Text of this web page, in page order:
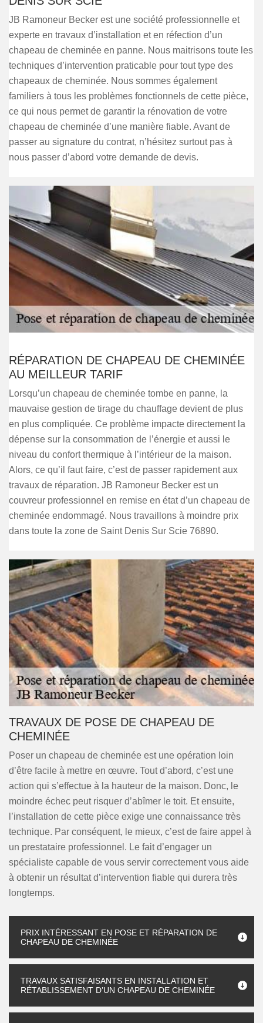
JB Ramoneur Becker est une société professionnelle et
experte en travaux d’installation et en réfection d’un
chapeau de cheminée en panne. Nous maitrisons toute les
techniques d’intervention praticable pour tout type des
chapeaux de cheminée. Nous sommes également
familiers à tous les problèmes fonctionnels de cette pièce,
ce qui nous permet de garantir la rénovation de votre
chapeau de cheminée d’une manière fiable. Avant de
passer au signature du contrat, n’hésitez surtout pas à
nous passer d’abord votre demande de devis.
RÉPARATION DE CHAPEAU DE CHEMINÉE
AU MEILLEUR TARIF
Lorsqu’un chapeau de cheminée tombe en panne, la
mauvaise gestion de tirage du chauffage devient de plus
en plus compliquée. Ce problème impacte directement la
dépense sur la consommation de l’énergie et aussi le
niveau du confort thermique à l’intérieur de la maison.
Alors, ce qu’il faut faire, c’est de passer rapidement aux
travaux de réparation. JB Ramoneur Becker est un
couvreur professionnel en remise en état d’un chapeau de
cheminée endommagé. Nous travaillons à moindre prix
dans toute la zone de Saint Denis Sur Scie 76890.
TRAVAUX DE POSE DE CHAPEAU DE
CHEMINÉE
Poser un chapeau de cheminée est une opération loin
d’être facile à mettre en œuvre. Tout d’abord, c’est une
action qui s’effectue à la hauteur de la maison. Donc, le
moindre échec peut risquer d’abîmer le toit. Et ensuite,
l’installation de cette pièce exige une connaissance très
technique. Par conséquent, le mieux, c’est de faire appel à
un prestataire professionnel. Le fait d’engager un
spécialiste capable de vous servir correctement vous aide
à obtenir un résultat d’intervention fiable qui durera très
longtemps.
PRIX INTÉRESSANT EN POSE ET RÉPARATION DE
CHAPEAU DE CHEMINÉE
TRAVAUX SATISFAISANTS EN INSTALLATION ET
RÉTABLISSEMENT D’UN CHAPEAU DE CHEMINÉE